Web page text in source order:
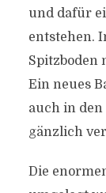
und dafür
entstehen.
Spitzboden
Ein neues
auch in
gänzlich
Die